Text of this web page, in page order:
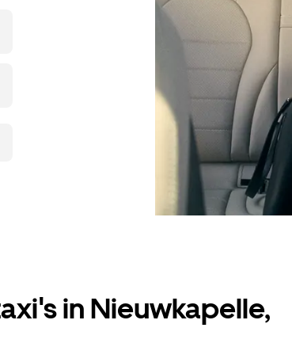
in Nieuwkapelle,